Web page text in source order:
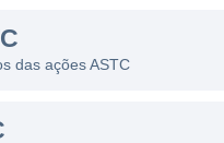
das ações ASTC